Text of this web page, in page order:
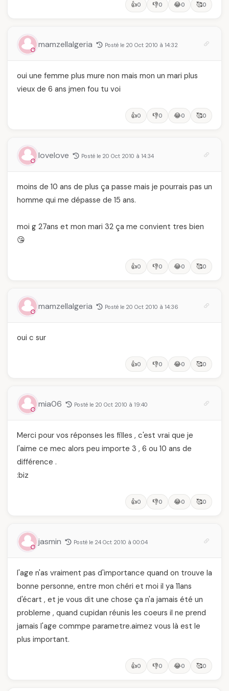
👍0 👎0 😂0 🥰0
mamzellalgeria Posté le 20 Oct 2010 à 14:32
oui une femme plus mure non mais mon un mari plus
vieux de 6 ans jmen fou tu voi
👍0 👎0 😂0 🥰0
lovelove Posté le 20 Oct 2010 à 14:34
moins de 10 ans de plus ça passe mais je pourrais pas un
homme qui me dépasse de 15 ans.
moi g 27ans et mon mari 32 ça me convient tres bien
😘
👍0 👎0 😂0 🥰0
mamzellalgeria Posté le 20 Oct 2010 à 14:36
oui c sur
👍0 👎0 😂0 🥰0
mia06 Posté le 20 Oct 2010 à 19:40
Merci pour vos réponses les filles , c'est vrai que je
l'aime ce mec alors peu importe 3 , 6 ou 10 ans de
différence .
:biz
👍0 👎0 😂0 🥰0
jasmin Posté le 24 Oct 2010 à 00:04
l'age n'as vraiment pas d'importance quand on trouve la
bonne personne, entre mon chéri et moi il ya 11ans
d'écart , et je vous dit une chose ça n'a jamais été un
probleme , quand cupidan réunis les coeurs il ne prend
jamais l'age commpe parametre.aimez vous là est le
plus important.
👍0 👎0 😂0 🥰0